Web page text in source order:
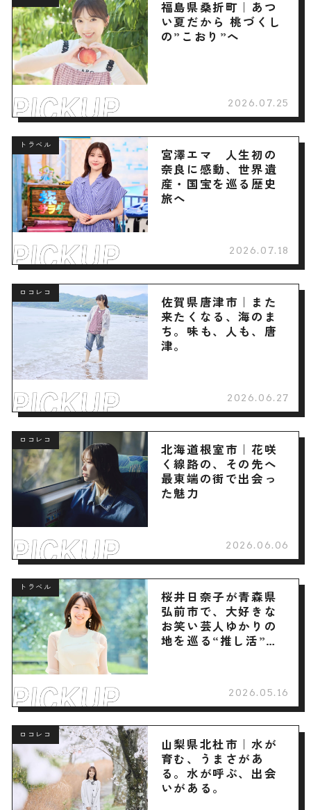
福島県桑折町｜あつ
い夏だから 桃づくし
の”こおり”へ
2026.07.25
トラベル
宮澤エマ 人生初の
奈良に感動、世界遺
産・国宝を巡る歴史
旅へ
2026.07.18
ロコレコ
佐賀県唐津市｜また
来たくなる、海のま
ち。味も、人も、唐
津。
2026.06.27
ロコレコ
北海道根室市｜花咲
く線路の、その先へ
最東端の街で出会っ
た魅力
2026.06.06
トラベル
桜井日奈子が青森県
弘前市で、大好きな
お笑い芸人ゆかりの
地を巡る“推し活”旅
2026.05.16
ロコレコ
山梨県北杜市｜水が
育む、うまさがあ
る。水が呼ぶ、出会
いがある。